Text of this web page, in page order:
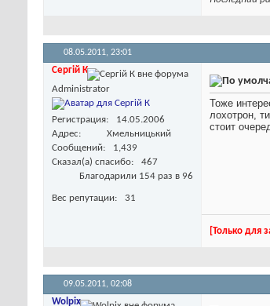
08.05.2011, 23:01
Сергій К
Administrator
Регистрация
14.05.2006
Адрес
Хмельницький
Сообщений
1,439
Сказал(а) спасибо
467
Благодарили 154 раз в 96
Вес репутации 31
Тоже
лохотрон,
стоит
[Только для
09.05.2011, 02:08
Wolpix